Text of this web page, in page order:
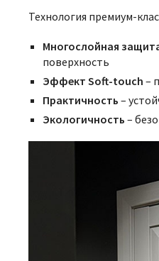
Технология премиум-
Многослойная
поверхность
Эффект Soft-touch –
Практичность –
Экологичность –